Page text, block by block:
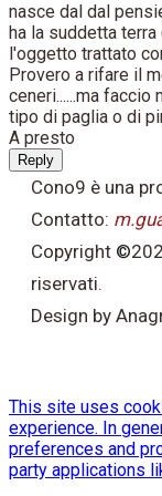
nasce dal dal
ha la suddetta
l'oggetto trattato
Provero a rifare il
ceneri......ma
tipo di paglia o di
A presto
Reply
Cono9 è una
Contatto:
Copyright ©
riservati.
Design by
This site uses
experience. In
preferences and
party applications